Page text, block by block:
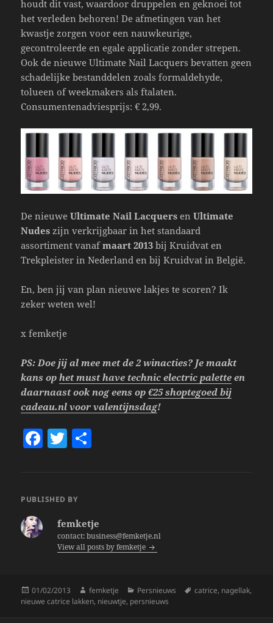
houdt dit vast, waardoor druppelen en geknoei tot
het verleden behoren! De afmetingen van het
kwastje zorgen voor een nauwkeurige,
gecontroleerde en egale applicatie zonder strepen.
Ook de nieuwe Ultimate Nail Lacquers bevatten geen
schadelijke bestanddelen zoals formaldehyde,
tolueen of weekmakers als ftalaten.
Consumentenadviesprijs: € 2,99.
De nieuweUltimate Nail Lacquers enUltimate
Nudes zijn verkrijgbaar in het standaard
assortiment vanafmaart 2013 bij Kruidvat en
Trekpleister in Nederland en bij Kruidvat in België.
En, ben jij van plan nieuwe lakjes te scoren? Ik
zeker weten wel!
x femketje
PS: Doe jij al mee met de 2 winacties? Je maakt
kans ophet must have technic electric palette en
daarnaast ook nog eens op€25 shoptegoed bij
cadeau.nl voor valentijnsdag!
F
e
T
er
PUBLISHED BY
femketje
contact: business@femketje.nl
View all posts by femketje
Posted
on
01/02/2013 Author
femketje Categories
Persnieuws Tags
catrice, nagellak,
nieuwe catrice lakken, nieuwtje, persnieuws